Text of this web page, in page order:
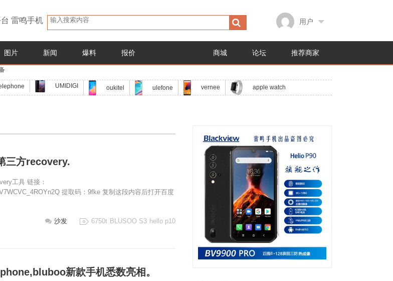
雷鸣手机 用户
图片 新闻 爆料 报价 商城 论坛 推荐商家
UMIDIGI oukitel ulefone vernee apple watch
三方recovery.
工具 链接：
提取码：9fke 复制这段内容后打开百度
6750t BLUSOO S3 hello p10
沙发
新款手机悉数亮相。